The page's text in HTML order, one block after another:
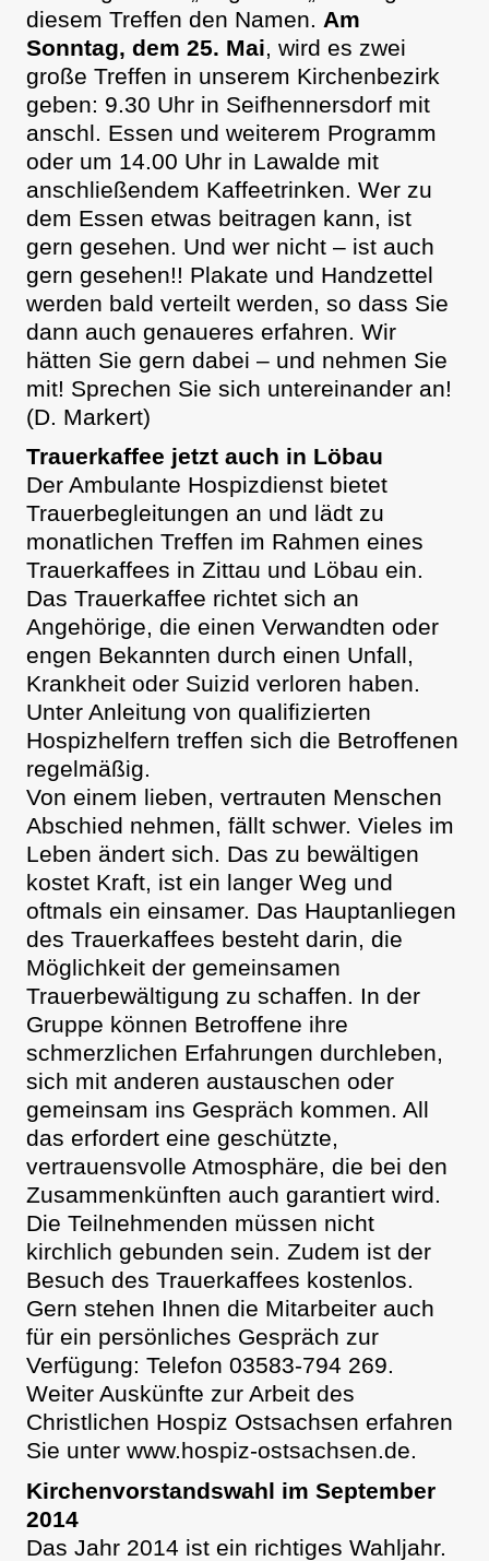
diesem Treffen den Namen. Am
Sonntag, dem 25. Mai, wird es zwei
große Treffen in unserem Kirchenbezirk
geben: 9.30 Uhr in Seifhennersdorf mit
anschl. Essen und weiterem Programm
oder um 14.00 Uhr in Lawalde mit
anschließendem Kaffeetrinken. Wer zu
dem Essen etwas beitragen kann, ist
gern gesehen. Und wer nicht – ist auch
gern gesehen!! Plakate und Handzettel
werden bald verteilt werden, so dass Sie
dann auch genaueres erfahren. Wir
hätten Sie gern dabei – und nehmen Sie
mit! Sprechen Sie sich untereinander an!
(D. Markert)
Trauerkaffee jetzt auch in Löbau
Der Ambulante Hospizdienst bietet
Trauerbegleitungen an und lädt zu
monatlichen Treffen im Rahmen eines
Trauerkaffees in Zittau und Löbau ein.
Das Trauerkaffee richtet sich an
Angehörige, die einen Verwandten oder
engen Bekannten durch einen Unfall,
Krankheit oder Suizid verloren haben.
Unter Anleitung von qualifizierten
Hospizhelfern treffen sich die Betroffenen
regelmäßig.
Von einem lieben, vertrauten Menschen
Abschied nehmen, fällt schwer. Vieles im
Leben ändert sich. Das zu bewältigen
kostet Kraft, ist ein langer Weg und
oftmals ein einsamer. Das Hauptanliegen
des Trauerkaffees besteht darin, die
Möglichkeit der gemeinsamen
Trauerbewältigung zu schaffen. In der
Gruppe können Betroffene ihre
schmerzlichen Erfahrungen durchleben,
sich mit anderen austauschen oder
gemeinsam ins Gespräch kommen. All
das erfordert eine geschützte,
vertrauensvolle Atmosphäre, die bei den
Zusammenkünften auch garantiert wird.
Die Teilnehmenden müssen nicht
kirchlich gebunden sein. Zudem ist der
Besuch des Trauerkaffees kostenlos.
Gern stehen Ihnen die Mitarbeiter auch
für ein persönliches Gespräch zur
Verfügung: Telefon 03583-794 269.
Weiter Auskünfte zur Arbeit des
Christlichen Hospiz Ostsachsen erfahren
Sie unter www.hospiz-ostsachsen.de.
Kirchenvorstandswahl im September
2014
Das Jahr 2014 ist ein richtiges Wahljahr.